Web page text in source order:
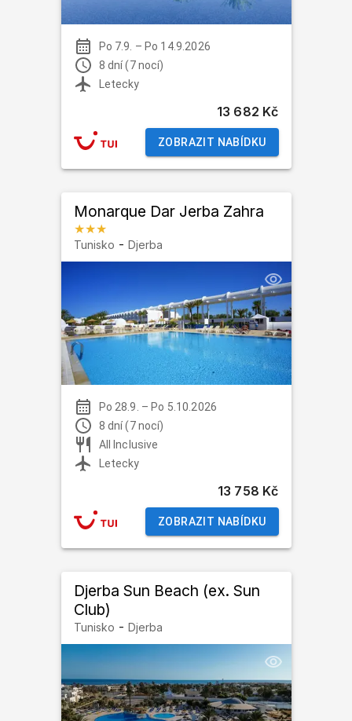
Po 7.9. – Po 14.9.2026
8 dní (7 nocí)
Letecky
13 682 Kč
ZOBRAZIT NABÍDKU
Monarque Dar Jerba Zahra
★★★
Tunisko - Djerba
Po 28.9. – Po 5.10.2026
8 dní (7 nocí)
All Inclusive
Letecky
13 758 Kč
ZOBRAZIT NABÍDKU
Djerba Sun Beach (ex. Sun
Club)
Tunisko - Djerba